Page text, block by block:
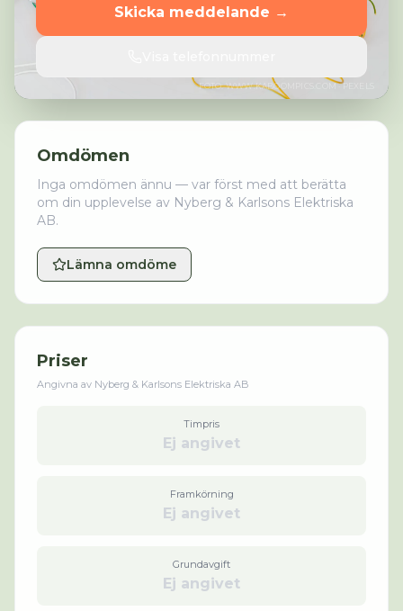
FOTO:WWW.KABOOMPICS.COM· PEXELS
Skicka meddelande →
Omdömen
Inga omdömen ännu — var först med att berätta
om din upplevelse av Nyberg & Karlsons Elektriska
AB.
Lämna omdöme
Priser
Angivna av Nyberg & Karlsons Elektriska AB
Timpris
Ej angivet
Framkörning
Ej angivet
Grundavgift
Ej angivet